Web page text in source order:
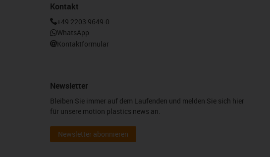
Kontakt
+49 2203 9649-0
WhatsApp
Kontaktformular
Newsletter
Bleiben Sie immer auf dem Laufenden und melden Sie sich hier
für unsere motion plastics news an.
Newsletter abonnieren